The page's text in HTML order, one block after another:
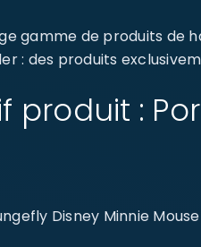
gamme de produits de
: des produits
produit :
Disney Minnie